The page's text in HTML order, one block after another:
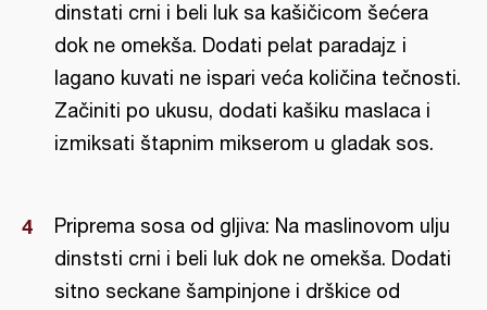
dinstati crni i beli luk sa kašičicom šećera
dok ne omekša. Dodati pelat paradajz i
lagano kuvati ne ispari veća količina tečnosti.
Začiniti po ukusu, dodati kašiku maslaca i
izmiksati štapnim mikserom u gladak sos.
Priprema sosa od gljiva: Na maslinovom ulju
dinststi crni i beli luk dok ne omekša. Dodati
sitno seckane šampinjone i drškice od